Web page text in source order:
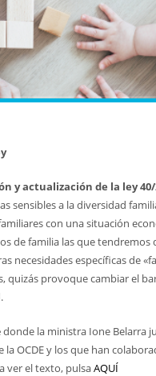
y actualización de la ley
sensibles a la diversidad
con una situación
de familia las que
necesidades específicas de
quizás provoque cambiar el
donde la ministra Ione Belarra
la OCDE y los que han
ver el texto, pulsaAQUÍ